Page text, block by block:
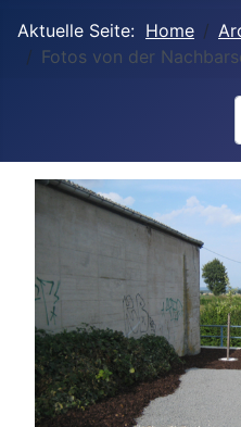
Aktuelle Seite: Home
Fotos von der